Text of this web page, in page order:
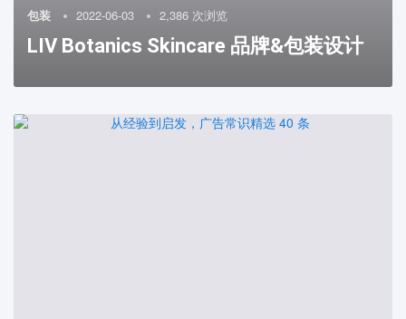
包装 2022-06-03 2,386 次浏览
LIV Botanics Skincare 品牌&包装设计